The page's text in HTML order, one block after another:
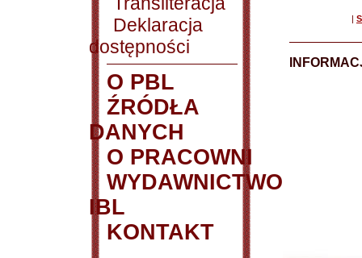
Deklaracja
dostępności
O PBL
ŹRÓDŁA
DANYCH
O PRACOWNI
WYDAWNICTWO
IBL
KONTAKT
|